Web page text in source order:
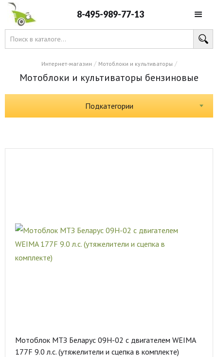
8-495-989-77-13
Интернет-магазин / Мотоблоки и культиваторы /
Мотоблоки и культиваторы бензиновые
Подкатегории
Мотоблок МТЗ Беларус 09Н-02 с двигателем WEIMA
177F 9.0 л.с. (утяжелители и сцепка в комплекте)